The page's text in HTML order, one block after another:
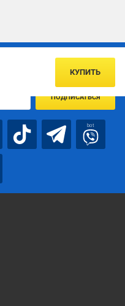
КУПИТЬ
первым об акцияx и
ПОДПИСАТЬСЯ
bot